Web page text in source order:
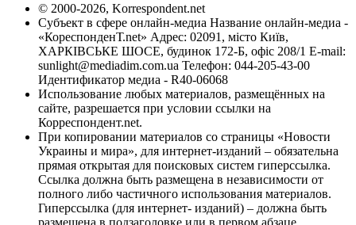
© 2000-2026, Korrespondent.net
Субъект в сфере онлайн-медиа Название онлайн-медиа -
«КореспонденТ.net» Адрес: 02091, місто Київ,
ХАРКІВСЬКЕ ШОСЕ, будинок 172-Б, офіс 208/1 E-mail:
sunlight@mediadim.com.ua Телефон: 044-205-43-00
Идентификатор медиа - R40-06068
Использование любых материалов, размещённых на
сайте, разрешается при условии ссылки на
Корреспондент.net.
При копировании материалов со страницы «Новости
Украины и мира», для интернет-изданий – обязательна
прямая открытая для поисковых систем гиперссылка.
Ссылка должна быть размещена в независимости от
полного либо частичного использования материалов.
Гиперссылка (для интернет- изданий) – должна быть
размещена в подзаголовке или в первом абзаце